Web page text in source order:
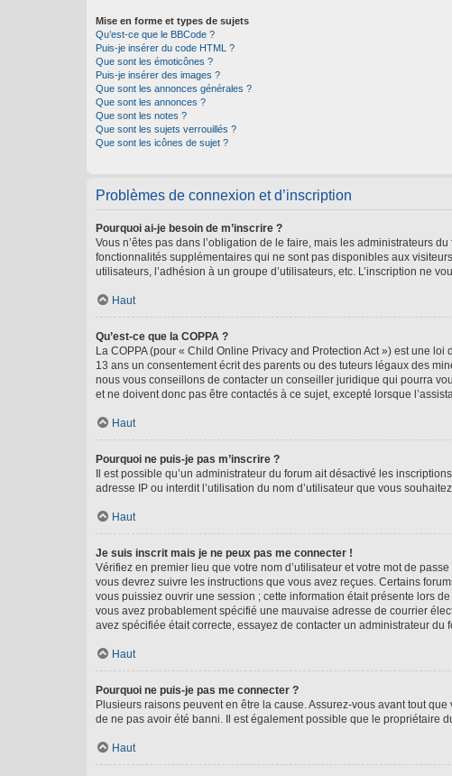
Mise en forme et types de sujets
Qu’est-ce que le BBCode ?
Puis-je insérer du code HTML ?
Que sont les émoticônes ?
Puis-je insérer des images ?
Que sont les annonces générales ?
Que sont les annonces ?
Que sont les notes ?
Que sont les sujets verrouillés ?
Que sont les icônes de sujet ?
Problèmes de connexion et d’inscription
Pourquoi ai-je besoin de m’inscrire ?
Vous n’êtes pas dans l’obligation de le faire, mais les administrateurs
fonctionnalités supplémentaires qui ne sont pas disponibles aux
utilisateurs, l’adhésion à un groupe d’utilisateurs, etc. L’inscription ne
Haut
Qu’est-ce que la COPPA ?
La COPPA (pour « Child Online Privacy and Protection Act ») est une
13 ans un consentement écrit des parents ou des tuteurs légaux des
nous vous conseillons de contacter un conseiller juridique qui pourra
et ne doivent donc pas être contactés à ce sujet, excepté lorsque
Haut
Pourquoi ne puis-je pas m’inscrire ?
Il est possible qu’un administrateur du forum ait désactivé les
adresse IP ou interdit l’utilisation du nom d’utilisateur que vous
Haut
Je suis inscrit mais je ne peux pas me connecter !
Vérifiez en premier lieu que votre nom d’utilisateur et votre mot de
vous devrez suivre les instructions que vous avez reçues. Certains
vous puissiez ouvrir une session ; cette information était présente lors
vous avez probablement spécifié une mauvaise adresse de courrier
avez spécifiée était correcte, essayez de contacter un administrateur du
Haut
Pourquoi ne puis-je pas me connecter ?
Plusieurs raisons peuvent en être la cause. Assurez-vous avant tout
de ne pas avoir été banni. Il est également possible que le propriétaire
Haut